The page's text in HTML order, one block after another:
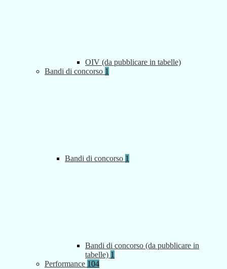
OIV (da pubblicare in tabelle)
Bandi di concorso 1
Bandi di concorso 1
Bandi di concorso (da pubblicare in
tabelle) 1
Performance 104